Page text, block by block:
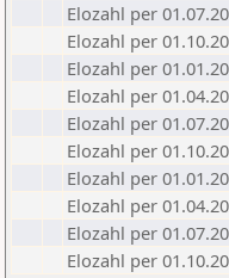
Elozahl per
Elozahl per
Elozahl per
Elozahl per
Elozahl per
Elozahl per
Elozahl per
Elozahl per
Elozahl per
Elozahl per